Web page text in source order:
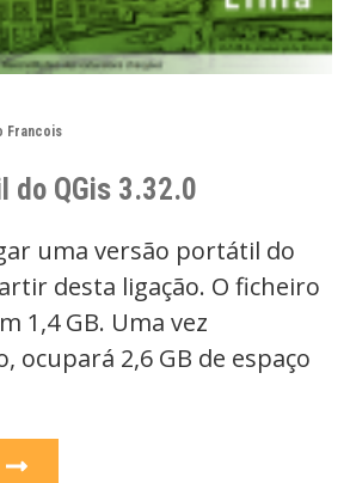
Francois
do QGis 3.32.0
uma versão portátil do
desta ligação. O ficheiro
1,4 GB. Uma vez
ocupará 2,6 GB de espaço